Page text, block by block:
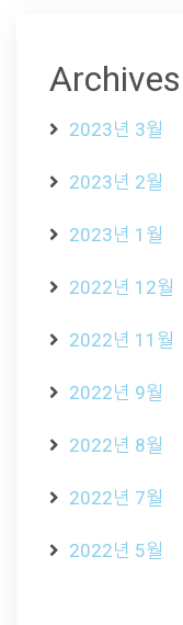
Archives
2023년 3월
2023년 2월
2023년 1월
2022년 12월
2022년 11월
2022년 9월
2022년 8월
2022년 7월
2022년 5월